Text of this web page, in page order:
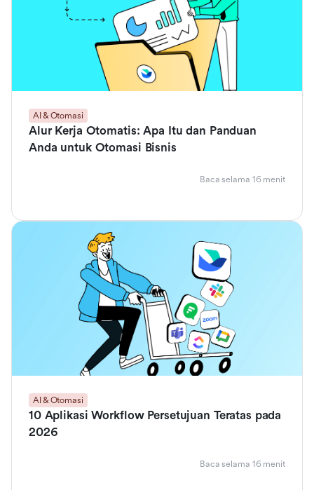
AI & Otomasi
Alur Kerja Otomatis: Apa Itu dan Panduan
Anda untuk Otomasi Bisnis
Baca selama 16 menit
AI & Otomasi
10 Aplikasi Workflow Persetujuan Teratas pada
2026
Baca selama 16 menit